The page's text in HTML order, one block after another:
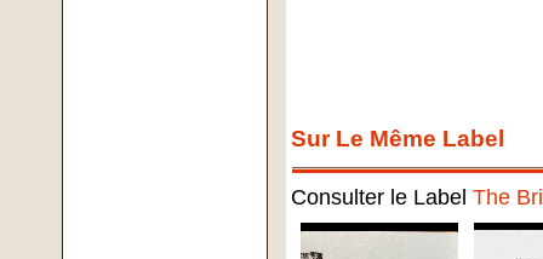
Sur Le Même Label
Consulter le LabelThe